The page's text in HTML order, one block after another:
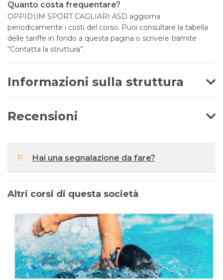
Quanto costa frequentare?
OPPIDUM SPORT CAGLIARI ASD aggiorna
periodicamente i costi del corso. Puoi consultare la tabella
delle tariffe in fondo a questa pagina o scrivere tramite
“Contatta la struttura”.
Informazioni sulla struttura
Recensioni
Hai una segnalazione da fare?
Altri corsi di questa società